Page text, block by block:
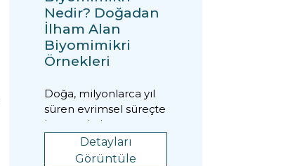
Nedir? Doğadan
İlham Alan
Biyomimikri
Örnekleri
Doğa, milyonlarca yıl
süren evrimsel süreçte
hayatta kalmayı
başaran en verimli
çözümleri barındırır...
Detayları
Görüntüle